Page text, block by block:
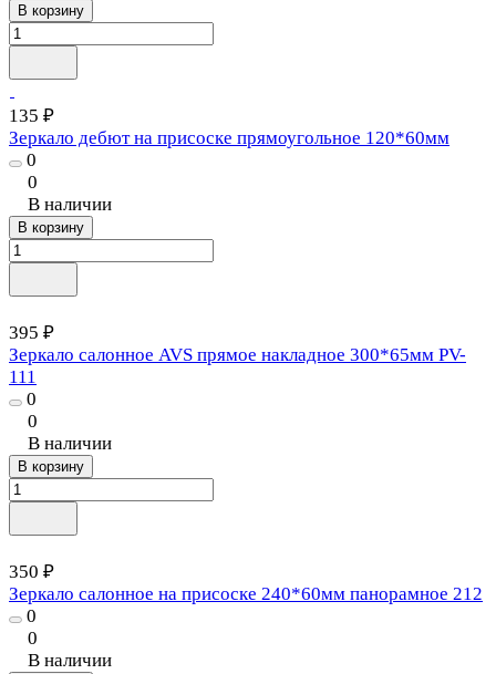
В корзину
135 ₽
Зеркало дебют на присоске прямоугольное 120*60мм
0
0
В наличии
В корзину
395 ₽
Зеркало салонное AVS прямое накладное 300*65мм PV-
111
0
0
В наличии
В корзину
350 ₽
Зеркало салонное на присоске 240*60мм панорамное 212
0
0
В наличии